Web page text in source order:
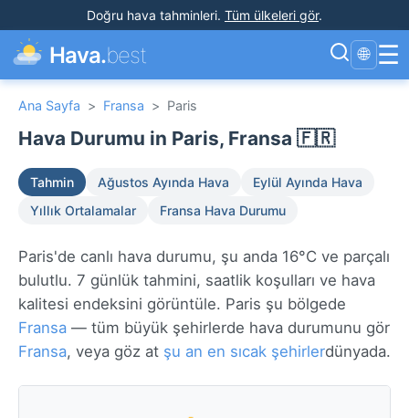
Doğru hava tahminleri. Tüm ülkeleri gör.
Hava.best 🌐 ☰
Ana Sayfa > Fransa > Paris
Hava Durumu in Paris, Fransa 🇫🇷
Tahmin Ağustos Ayında Hava
Eylül Ayında Hava
Yıllık Ortalamalar
Fransa Hava Durumu
Paris'de canlı hava durumu, şu anda 16°C ve parçalı
bulutlu. 7 günlük tahmini, saatlik koşulları ve hava
kalitesi endeksini görüntüle. Paris şu bölgede
Fransa — tüm büyük şehirlerde hava durumunu gör
Fransa, veya göz at şu an en sıcak şehirlerdünyada.